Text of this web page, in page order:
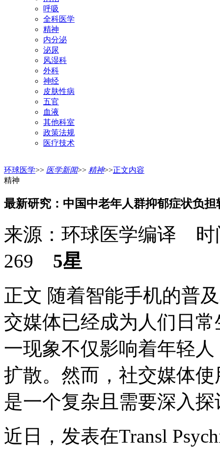
呼吸
全科医学
精神
内分泌
泌尿
风湿科
外科
神经
皮肤性病
五官
血液
其他科室
政策法规
医疗技术
环球医学>> 医学新闻>> 精神>>正文内容
精神
最新研究：中国中老年人群抑郁症状负
来源：环球医学编译 时
269 5星
正文 随着智能手机的普
交媒体已经成为人们日
一现象不仅影响着年轻
扩散。然而，社交媒体
是一个复杂且需要深入
近日，发表在Transl